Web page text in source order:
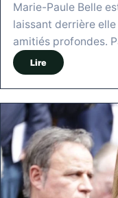
Marie-Paule Belle
laissant derrière
amitiés profondes.
Lire